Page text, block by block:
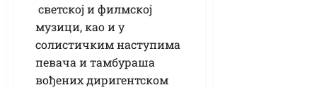
светској и филмској
музици, као и у
солистичким наступима
певача и тамбураша
вођених диригентском